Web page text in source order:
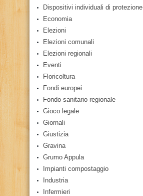
Dispositivi individuali di protezione
Economia
Elezioni
Elezioni comunali
Elezioni regionali
Eventi
Floricoltura
Fondi europei
Fondo sanitario regionale
Gioco legale
Giornali
Giustizia
Gravina
Grumo Appula
Impianti compostaggio
Industria
Infermieri